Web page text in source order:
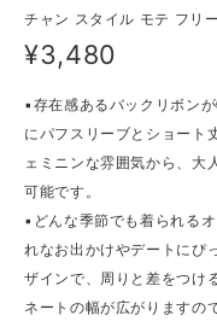
チャン スタイル モテ フリ
¥3,480
▪存在感あるバックリボン
にパフスリーブとショート
ェミニンな雰囲気から、大
可能です。
▪どんな季節でも着られる
れなお出かけやデートにぴ
ザインで、周りと差をつけ
ネートの幅が広がりますの